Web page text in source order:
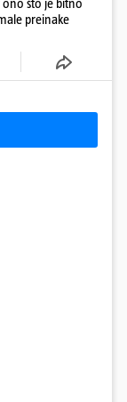
ono što je bitno
preinake